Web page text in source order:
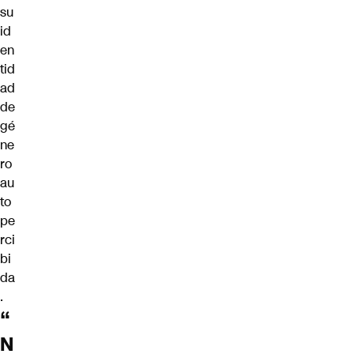
su
id
en
tid
ad
de
gé
ne
ro
au
to
pe
rci
bi
da
.
“
N